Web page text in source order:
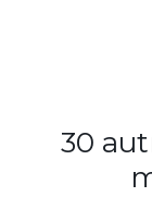
30